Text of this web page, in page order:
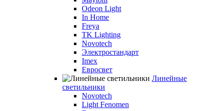
Odeon Light
In Home
Freya
TK Lighting
Novotech
Электростандарт
Imex
Евросвет
Линейные
светильники
Novotech
Light Fenomen